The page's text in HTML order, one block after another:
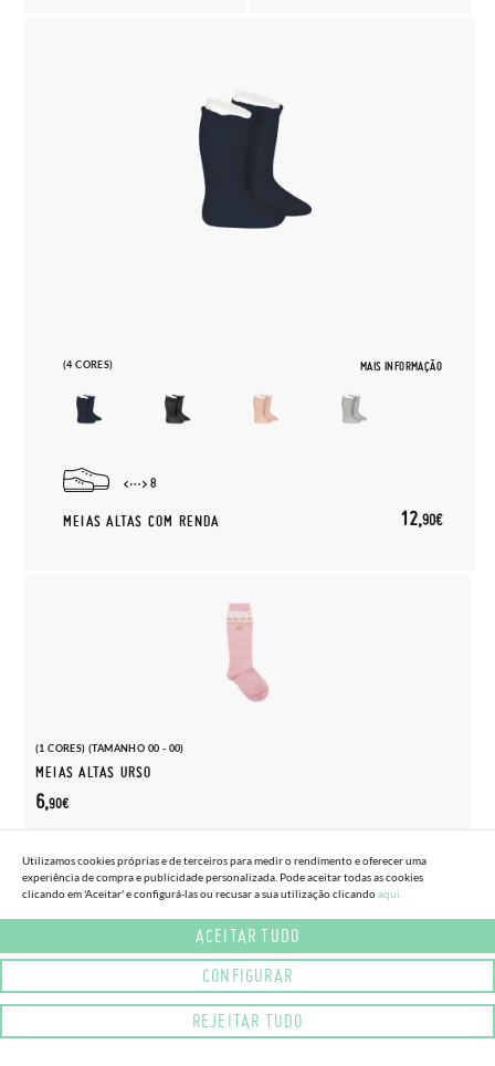
(4 CORES) MAIS INFORMAÇÃO
8
MEIAS ALTAS COM RENDA 12,90€
(1 CORES) (TAMANHO 00 - 00)
MEIAS ALTAS URSO
6,90€
Utilizamos cookies próprias e de terceiros para medir o rendimento e oferecer uma
experiência de compra e publicidade personalizada. Pode aceitar todas as cookies
clicando em 'Aceitar' e configurá-las ou recusar a sua utilização clicandoaqui.
ACEITAR TUDO
CONFIGURAR
REJEITAR TUDO